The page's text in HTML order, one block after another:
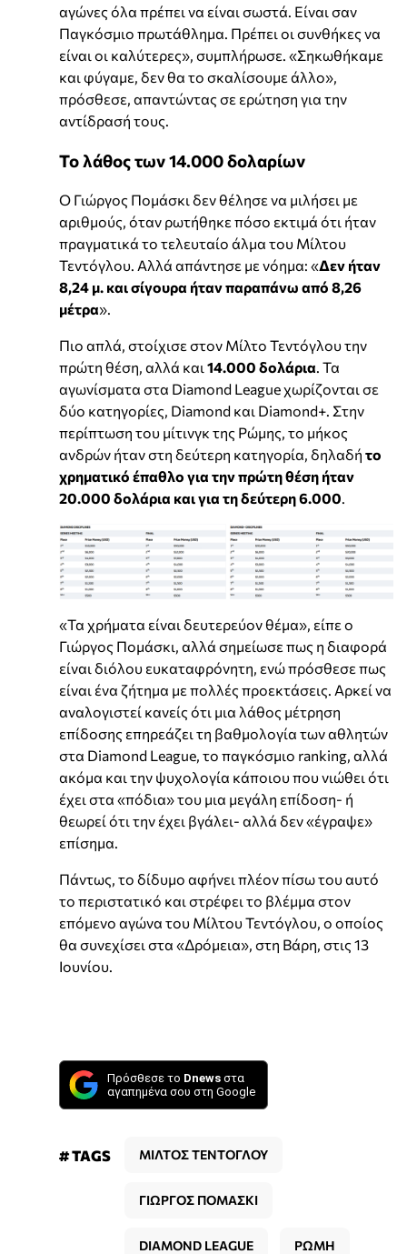
αγώνες όλα πρέπει να είναι σωστά. Είναι σαν
Παγκόσμιο πρωτάθλημα. Πρέπει οι συνθήκες να
είναι οι καλύτερες», συμπλήρωσε. «Σηκωθήκαμε
και φύγαμε, δεν θα το σκαλίσουμε άλλο»,
πρόσθεσε, απαντώντας σε ερώτηση για την
αντίδρασή τους.
Το λάθος των 14.000 δολαρίων
Ο Γιώργος Πομάσκι δεν θέλησε να μιλήσει με
αριθμούς, όταν ρωτήθηκε πόσο εκτιμά ότι ήταν
πραγματικά το τελευταίο άλμα του Μίλτου
Τεντόγλου. Αλλά απάντησε με νόημα: «Δεν ήταν
8,24 μ. και σίγουρα ήταν παραπάνω από 8,26
μέτρα».
Πιο απλά, στοίχισε στον Μίλτο Τεντόγλου την
πρώτη θέση, αλλά και 14.000 δολάρια . Τα
αγωνίσματα στα Diamond League χωρίζονται σε
δύο κατηγορίες, Diamond και Diamond+. Στην
περίπτωση του μίτινγκ της Ρώμης, το μήκος
ανδρών ήταν στη δεύτερη κατηγορία, δηλαδή το
χρηματικό έπαθλο για την πρώτη θέση ήταν
20.000 δολάρια και για τη δεύτερη 6.000
«Τα χρήματα είναι δευτερεύον θέμα», είπε ο
Γιώργος Πομάσκι, αλλά σημείωσε πως η διαφορά
είναι διόλου ευκαταφρόνητη, ενώ πρόσθεσε πως
είναι ένα ζήτημα με πολλές προεκτάσεις. Αρκεί να
αναλογιστεί κανείς ότι μια λάθος μέτρηση
επίδοσης επηρεάζει τη βαθμολογία των αθλητών
στα Diamond League, το παγκόσμιο ranking, αλλά
ακόμα και την ψυχολογία κάποιου που νιώθει ότι
έχει στα «πόδια» του μια μεγάλη επίδοση- ή
θεωρεί ότι την έχει βγάλει- αλλά δεν «έγραψε»
επίσημα.
Πάντως, το δίδυμο αφήνει πλέον πίσω του αυτό
το περιστατικό και στρέφει το βλέμμα στον
επόμενο αγώνα του Μίλτου Τεντόγλου, ο οποίος
θα συνεχίσει στα «Δρόμεια», στη Βάρη, στις 13
Ιουνίου.
Πρόσθεσε το Dnews στα
αγαπημένα σου στη Google
# TAGS ΜΙΛΤΟΣ ΤΕΝΤΟΓΛΟΥ
ΓΙΩΡΓΟΣ ΠΟΜΑΣΚΙ
DIAMOND LEAGUE ΡΩΜΗ